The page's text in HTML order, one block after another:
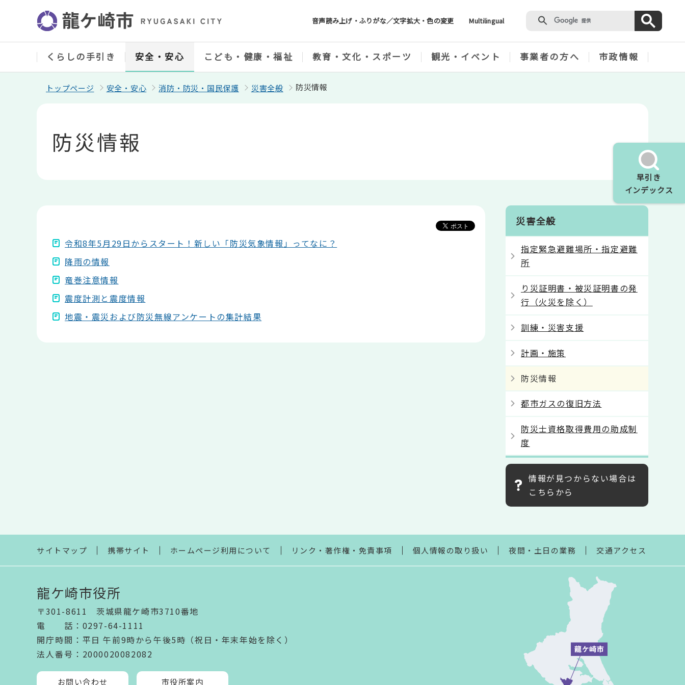
ジ
音声読み上げ・ふりがな／文字拡大・色の変更 Multilingual
早引き
インデックス
くらしの手引き 安全・安心 こども・健康・福祉 教育・文化・スポーツ 観光・イベント 事業者の方へ 市政情報
トップページ 安全・安心 消防・防災・国民保護 災害全般 防災情報
防災情報
令和8年5月29日からスタート！新しい「防災気象情報」ってなに？
降雨の情報
竜巻注意情報
震度計測と震度情報
地震・震災および防災無線アンケートの集計結果
災害全般
指定緊急避難場所・指定避難
所
り災証明書・被災証明書の発
行（火災を除く）
訓練・災害支援
計画・施策
防災情報
都市ガスの復旧方法
防災士資格取得費用の助成制
度
情報が見つからない場合は
こちらから
サイトマップ 携帯サイト ホームページ利用について リンク・著作権・免責事項 個人情報の取り扱い 夜間・土日の業務 交通アクセス
龍ケ崎市役所
〒301-8611 茨城県龍ケ崎市3710番地
電話 ： 0297-64-1111
開庁時間 ： 平日 午前9時から午後5時（祝日・年末年始を除く）
法人番号 ：2000020082082
お問い合わせ 市役所案内